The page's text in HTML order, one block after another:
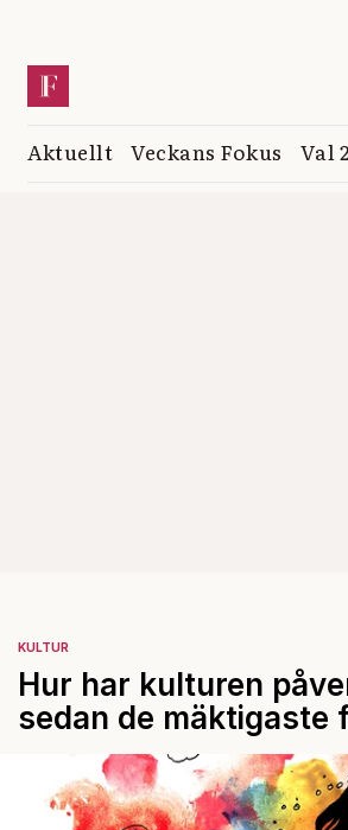
Aktuellt Veckans Fokus Val
KULTUR
Hur har kulturen
sedan de mäktigaste